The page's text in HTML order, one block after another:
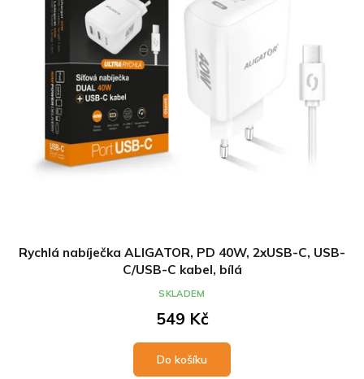
Rychlá nabíječka ALIGATOR, PD 40W, 2xUSB-C, USB-
C/USB-C kabel, bílá
549 Kč
Do košíku
SKLADEM